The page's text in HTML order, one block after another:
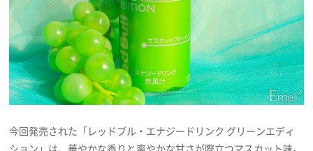
今回発売された「レッドブル・エナジードリンク グリーンエディ